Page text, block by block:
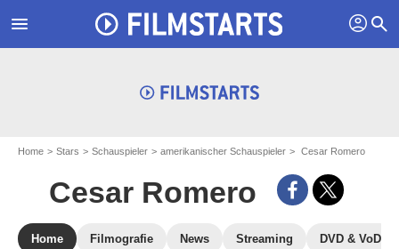
menu profil search
Home Stars Schauspieler amerikanischer Schauspieler Cesar Romero
Cesar Romero
Home Filmografie News Streaming DVD & VoD